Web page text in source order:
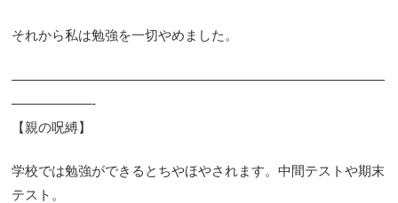
それから私は勉強を一切やめました。
————————————————————————————
——————-
【親の呪縛】
学校では勉強ができるとちやほやされます。中間テストや期末
テスト。